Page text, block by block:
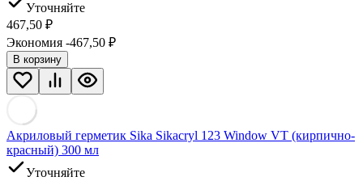
Уточняйте
467,50 ₽
Экономия -467,50 ₽
В корзину
Акриловый герметик Sika Sikacryl 123 Window VT (кирпично-
красный) 300 мл
Уточняйте